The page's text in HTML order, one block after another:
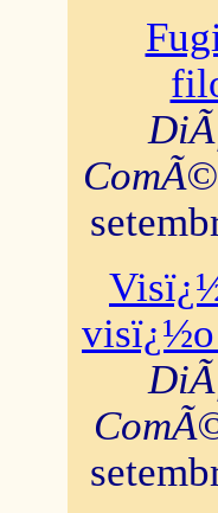
visï¿½o